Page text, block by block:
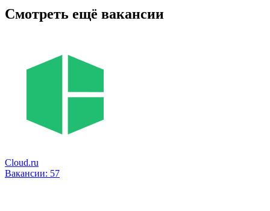
Смотреть ещё вакансии
Cloud.ru
Вакансии: 57